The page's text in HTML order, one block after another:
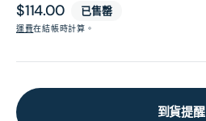
原
價
$114.00 已售罄
運費在結帳時計算。
到貨提醒